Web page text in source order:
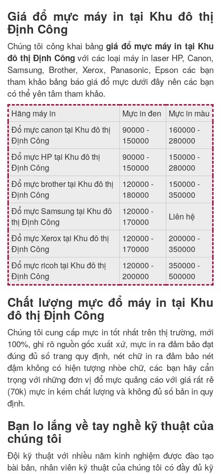
Giá đổ mực máy in tại Khu đô thị
Định Công
Chúng tôi công khai bảnggiá đổ mực máy in tại Khu
đô thị Định Côngvới các loại máy in laser HP, Canon,
Samsung, Brother, Xerox, Panasonic, Epson các bạn
tham khảo bảng báo giá đổ mực dưới đây nên các bạn
có thể yên tâm tham khảo.
Hãng máy in Mực in đen
Mực in màu
Đổ mực canon tại Khu đô thị
Định Công
90000 -
150000
160000 -
280000
Đổ mực HP tại Khu đô thị
Định Công
90000 -
150000
150000 -
280000
Đổ mực brother tại Khu đô thị
Định Công
120000 -
180000
150000 -
350000
Đổ mực Samsung tại Khu đô
thị Định Công
120000 -
170000
Liên hệ
Đổ mực Xerox tại Khu đô thị
Định Công
120000 -
170000
200000 -
350000
Đổ mực ricoh tại Khu đô thị
Định Công
120000 -
200000
350000 -
500000
Chất lượng mực đổ máy in tại Khu
đô thị Định Công
Chúng tôi cung cấp mực in tốt nhất trên thị trường, mới
100%, ghi rõ nguồn gốc xuất xứ, mực in ra đảm bảo đạt
đúng đủ số trang quy định, nét chữ in ra đảm bảo nét
đậm không có hiện tượng nhòe chữ, các bạn hãy cẩn
trọng với những đơn vị đổ mực quảng cáo với giá rất rẻ
(70k) mực in kém chất lượng và không đủ số bản in quy
định.
Bạn lo lắng về tay nghề kỹ thuật của
chúng tôi
Đội kỹ thuật với nhiều năm kinh nghiệm được đào tạo
bài bản, nhân viên kỹ thuật của chúng tôi có đầy đủ kỹ